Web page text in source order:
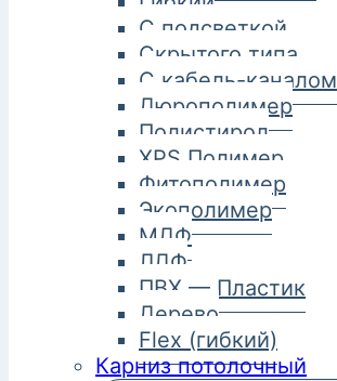
С подсветкой
Скрытого типа
С кабель-каналом
Дюрополимер
Полистирол
XPS Полимер
Фитополимер
Экополимер
МДФ
ЛДФ
ПВХ — Пластик
Дерево
Flex (гибкий)
Карниз потолочный